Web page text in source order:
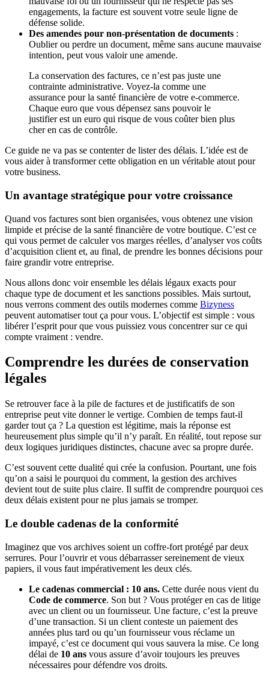
engagements, la facture est souvent votre seule ligne de
défense solide.
Des amendes pour non-présentation de documents :
Oublier ou perdre un document, même sans aucune mauvaise
intention, peut vous valoir une amende.
La conservation des factures, ce n’est pas juste une
contrainte administrative. Voyez-la comme une
assurance pour la santé financière de votre e-commerce.
Chaque euro que vous dépensez sans pouvoir le
justifier est un euro qui risque de vous coûter bien plus
cher en cas de contrôle.
Ce guide ne va pas se contenter de lister des délais. L’idée est de
vous aider à transformer cette obligation en un véritable atout pour
votre business.
Un avantage stratégique pour votre croissance
Quand vos factures sont bien organisées, vous obtenez une vision
limpide et précise de la santé financière de votre boutique. C’est ce
qui vous permet de calculer vos marges réelles, d’analyser vos coûts
d’acquisition client et, au final, de prendre les bonnes décisions pour
faire grandir votre entreprise.
Nous allons donc voir ensemble les délais légaux exacts pour
chaque type de document et les sanctions possibles. Mais surtout,
nous verrons comment des outils modernes comme Bizyness
peuvent automatiser tout ça pour vous. L’objectif est simple : vous
libérer l’esprit pour que vous puissiez vous concentrer sur ce qui
compte vraiment : vendre.
Comprendre les durées de conservation
légales
Se retrouver face à la pile de factures et de justificatifs de son
entreprise peut vite donner le vertige. Combien de temps faut-il
garder tout ça ? La question est légitime, mais la réponse est
heureusement plus simple qu’il n’y paraît. En réalité, tout repose sur
deux logiques juridiques distinctes, chacune avec sa propre durée.
C’est souvent cette dualité qui crée la confusion. Pourtant, une fois
qu’on a saisi le pourquoi du comment, la gestion des archives
devient tout de suite plus claire. Il suffit de comprendre pourquoi ces
deux délais existent pour ne plus jamais se tromper.
Le double cadenas de la conformité
Imaginez que vos archives soient un coffre-fort protégé par deux
serrures. Pour l’ouvrir et vous débarrasser sereinement de vieux
papiers, il vous faut impérativement les deux clés.
Le cadenas commercial : 10 ans. Cette durée nous vient du
Code de commerce. Son but ? Vous protéger en cas de litige
avec un client ou un fournisseur. Une facture, c’est la preuve
d’une transaction. Si un client conteste un paiement des
années plus tard ou qu’un fournisseur vous réclame un
impayé, c’est ce document qui vous sauvera la mise. Ce long
délai de 10 ans vous assure d’avoir toujours les preuves
nécessaires pour défendre vos droits.